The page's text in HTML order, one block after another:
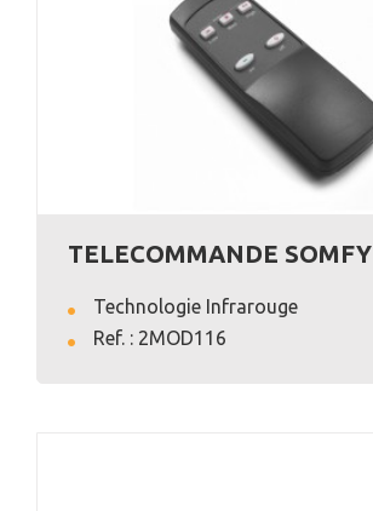
TELECOMMANDE SOMFY
Technologie Infrarouge
Ref. : 2MOD116